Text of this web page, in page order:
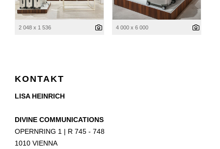
2 048 x 1 536 4 000 x 6 000
KONTAKT
LISA HEINRICH
DIVINE COMMUNICATIONS
OPERNRING 1 | R 745 - 748
1010 VIENNA